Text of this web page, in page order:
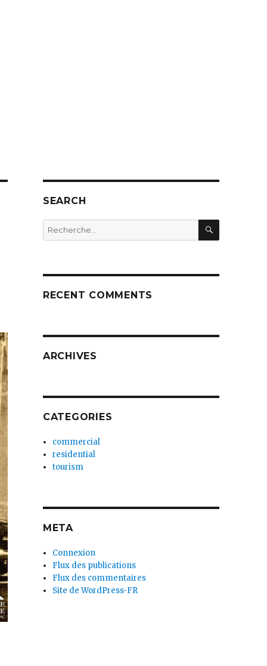
SEARCH
Recherche
pour
RECENT COMMENTS
ARCHIVES
CATEGORIES
commercial
residential
tourism
META
Connexion
Flux des publications
Flux des commentaires
Site de WordPress-FR